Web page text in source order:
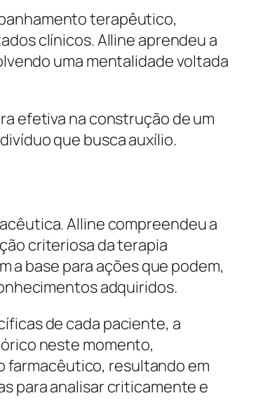
terapêutico,
clínicos. Alline aprendeu a
uma mentalidade voltada
efetiva na construção de um
que busca auxílio.
Alline compreendeu a
criteriosa da terapia
a base para ações que podem,
adquiridos.
de cada paciente, a
neste momento,
farmacêutico, resultando em
para analisar criticamente e